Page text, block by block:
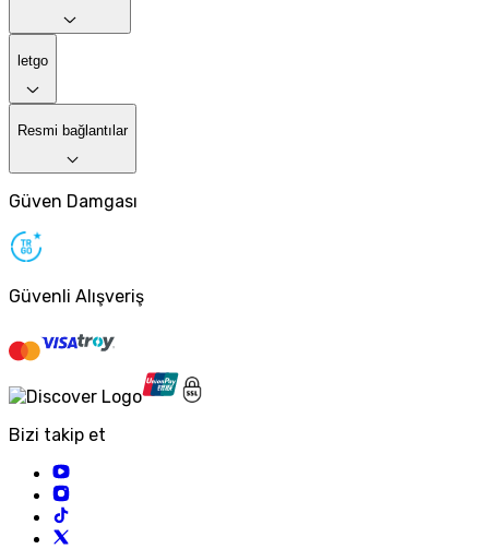
letgo
Resmi bağlantılar
Güven Damgası
Güvenli Alışveriş
Bizi takip et